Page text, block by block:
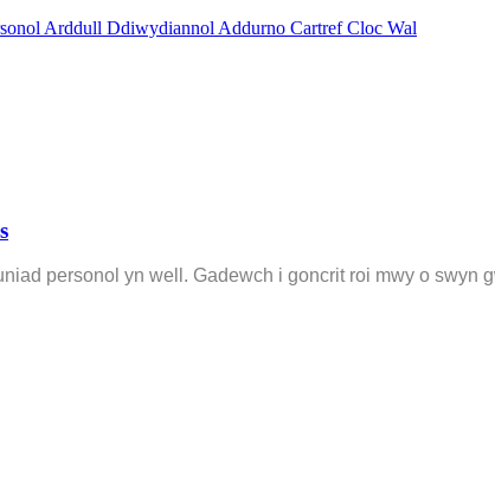
personol yn well. Gadewch i goncrit roi mwy o swyn